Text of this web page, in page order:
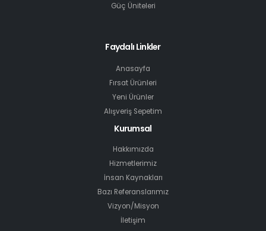
Güç Üniteleri
Faydalı Linkler
Anasayfa
Fırsat Ürünleri
Yeni Ürünler
Alışveriş Sepetim
Kurumsal
Hakkımızda
Hizmetlerimiz
İnsan Kaynakları
Bazı Referanslarımız
Vizyon/Misyon
İletişim